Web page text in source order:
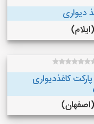
دیواری
کاغذدیواری